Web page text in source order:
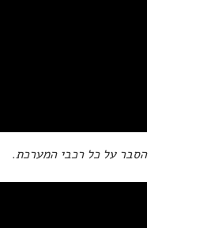
הסבר על כל רכבי המערכת.